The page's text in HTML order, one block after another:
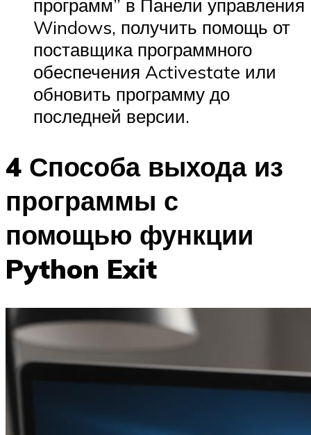
программ” в Панели управления
Windows, получить помощь от
поставщика программного
обеспечения Activestate или
обновить программу до
последней версии.
4 Способа выхода из
программы с
помощью функции
Python Exit